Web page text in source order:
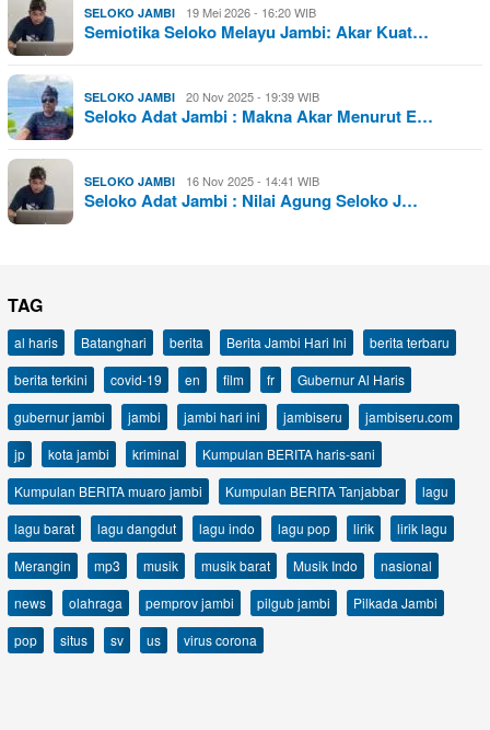
SELOKO JAMBI 19 Mei 2026 - 16:20 WIB
Semiotika Seloko Melayu Jambi: Akar Kuat…
SELOKO JAMBI 20 Nov 2025 - 19:39 WIB
Seloko Adat Jambi : Makna Akar Menurut E…
SELOKO JAMBI 16 Nov 2025 - 14:41 WIB
Seloko Adat Jambi : Nilai Agung Seloko J…
TAG
al haris Batanghari berita Berita Jambi Hari Ini
berita terbaru
berita terkini
covid-19 en film fr
Gubernur Al Haris
gubernur jambi
jambi jambi hari ini jambiseru
jambiseru.com
jp
kota jambi kriminal
Kumpulan BERITA haris-sani
Kumpulan BERITA muaro jambi
Kumpulan BERITA Tanjabbar
lagu
lagu barat
lagu dangdut lagu indo lagu pop lirik
lirik lagu
Merangin
mp3 musik musik barat Musik Indo
nasional
news
olahraga pemprov jambi pilgub jambi
Pilkada Jambi
pop
situs sv us virus corona